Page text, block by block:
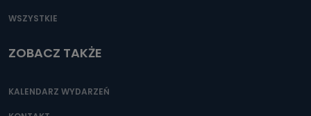
WSZYSTKIE
ZOBACZ TAKŻE
KALENDARZ WYDARZEŃ